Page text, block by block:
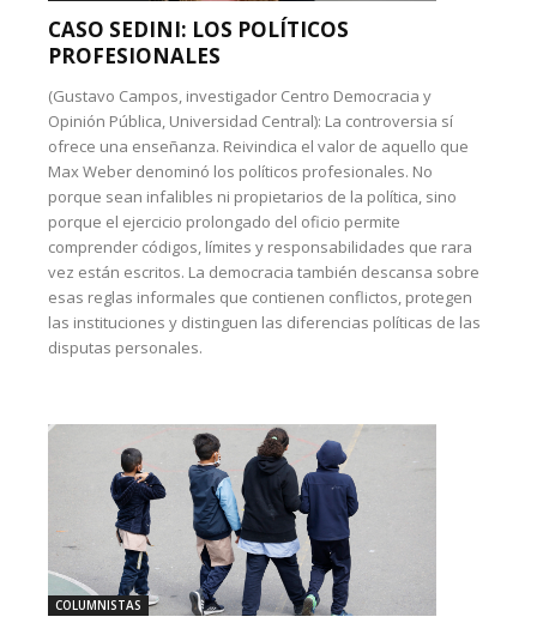
CASO SEDINI: LOS POLÍTICOS
PROFESIONALES
(Gustavo Campos, investigador Centro Democracia y
Opinión Pública, Universidad Central): La controversia sí
ofrece una enseñanza. Reivindica el valor de aquello que
Max Weber denominó los políticos profesionales. No
porque sean infalibles ni propietarios de la política, sino
porque el ejercicio prolongado del oficio permite
comprender códigos, límites y responsabilidades que rara
vez están escritos. La democracia también descansa sobre
esas reglas informales que contienen conflictos, protegen
las instituciones y distinguen las diferencias políticas de las
disputas personales.
COLUMNISTAS